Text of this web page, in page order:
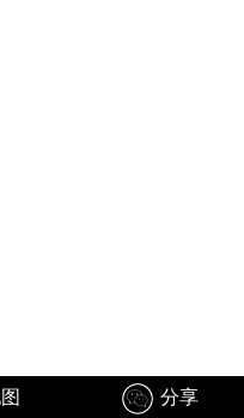
分享